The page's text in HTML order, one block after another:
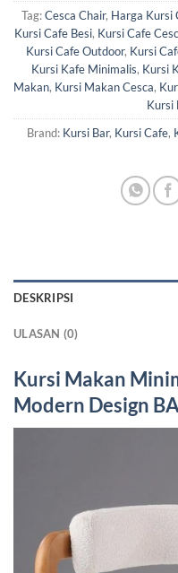
Tag:Cesca Chair, Harga Kursi
Kursi Cafe Besi, Kursi Cafe
Kursi Cafe Outdoor, Kursi
Kursi Kafe Minimalis, Kursi
Makan, Kursi Makan Cesca,
Kursi
Brand: Kursi Bar, Kursi Cafe,
DESKRIPSI
ULASAN (0)
Kursi Makan
Modern Design